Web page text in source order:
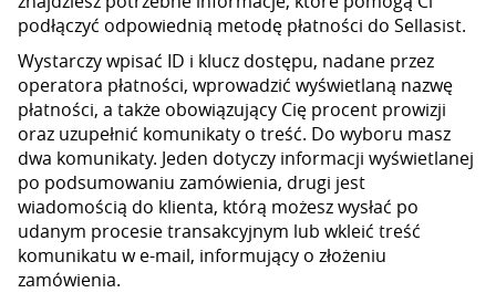
podłączyć odpowiednią metodę płatności do Sellasist.
Wystarczy wpisać ID i klucz dostępu, nadane przez
operatora płatności, wprowadzić wyświetlaną nazwę
płatności, a także obowiązujący Cię procent prowizji
oraz uzupełnić komunikaty o treść. Do wyboru masz
dwa komunikaty. Jeden dotyczy informacji wyświetlanej
po podsumowaniu zamówienia, drugi jest
wiadomością do klienta, którą możesz wysłać po
udanym procesie transakcyjnym lub wkleić treść
komunikatu w e-mail, informujący o złożeniu
zamówienia.